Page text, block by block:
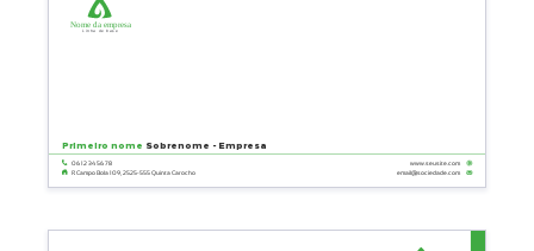
www.seusite.com
email@sociedade.com
Primeiro nome Sobrenome - Empresa
06 12 34 56 78
R Campo Bola 109, 2525-555 Quinta Carocho
Nome da empresa
Linha de base